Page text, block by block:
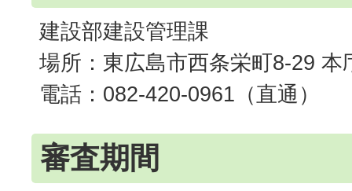
建設部建設管理課
場所：東広島市西条栄町8-29 本
電話：082-420-0961（直通）
審査期間